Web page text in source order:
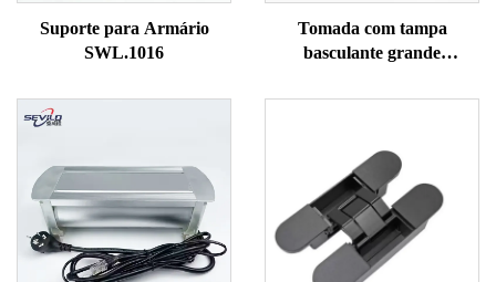
Suporte para Armário
SWL.1016
Tomada com tampa
basculante grande